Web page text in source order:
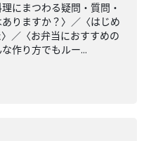
にまつわる疑問・質問・
りますか？〉／〈はじめ
／〈お弁当におすすめの
作り方でもルー...